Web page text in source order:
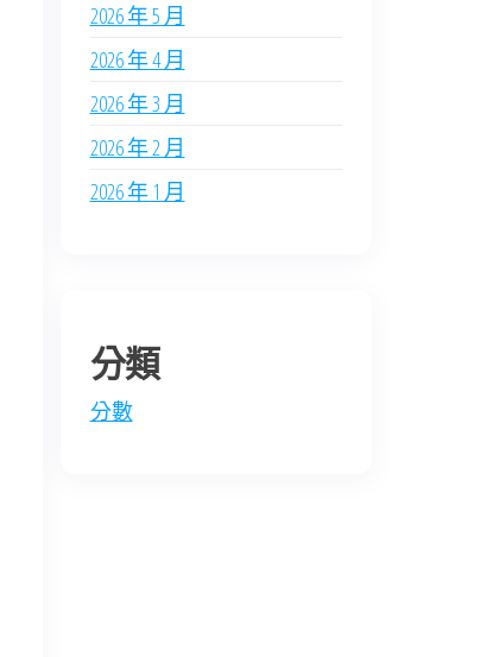
2026 年 5 月
2026 年 4 月
2026 年 3 月
2026 年 2 月
2026 年 1 月
分類
分數